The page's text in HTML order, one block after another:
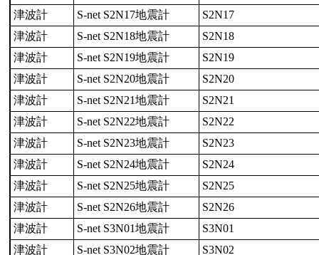
津波計
S-net S2N17地震計
S2N17
津波計
S-net S2N18地震計
S2N18
津波計
S-net S2N19地震計
S2N19
津波計
S-net S2N20地震計
S2N20
津波計
S-net S2N21地震計
S2N21
津波計
S-net S2N22地震計
S2N22
津波計
S-net S2N23地震計
S2N23
津波計
S-net S2N24地震計
S2N24
津波計
S-net S2N25地震計
S2N25
津波計
S-net S2N26地震計
S2N26
津波計
S-net S3N01地震計
S3N01
津波計
S-net S3N02地震計 S3N02